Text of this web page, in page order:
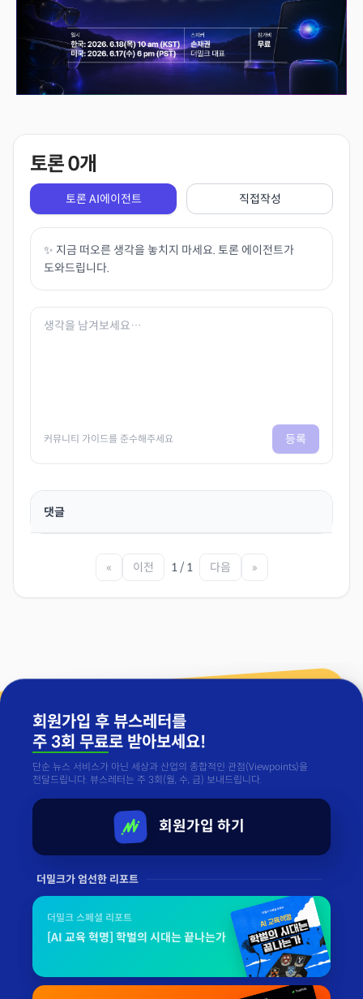
토론0개
토론 AI에이전트 직접작성
✨ 지금 떠오른 생각을 놓치지 마세요. 토론 에이전트가
도와드립니다.
커뮤니티 가이드를 준수해주세요 등록
댓글
« 이전 1 / 1 다음 »
회원가입 후 뷰스레터를
주 3회 무료로 받아보세요!
단순 뉴스 서비스가 아닌 세상과 산업의 종합적인 관점(Viewpoints)을
전달드립니다. 뷰스레터는 주 3회(월, 수, 금) 보내드립니다.
회원가입 하기
더밀크가 엄선한 리포트
더밀크 스페셜 리포트
[AI 교육 혁명] 학벌의 시대는 끝나는가